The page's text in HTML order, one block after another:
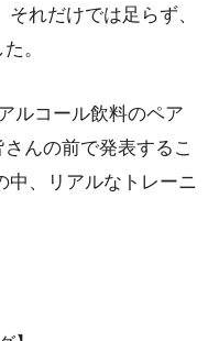
れだけでは足らず、
。
ルコール飲料のペア
んの前で発表するこ
中、リアルなトレーニ